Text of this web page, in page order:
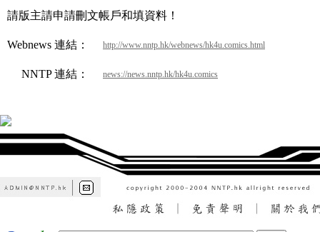
請版主請申請刪文帳戶和填資料！
Webnews 連結： http://www.nntp.hk/webnews/hk4u.comics.html
NNTP 連結： news://news.nntp.hk/hk4u.comics